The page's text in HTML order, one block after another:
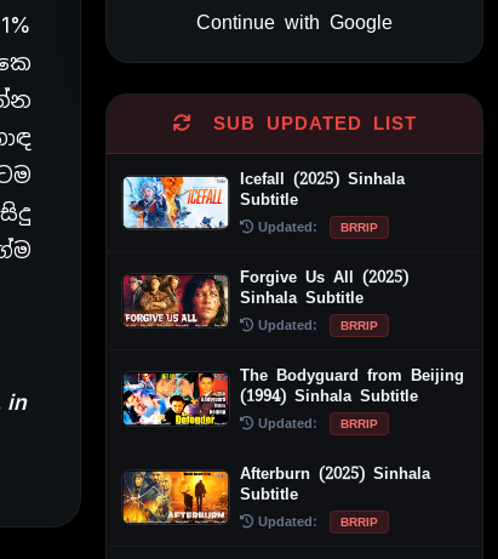
in
Continue with Google
SUB UPDATED LIST
Icefall (2025) Sinhala
Subtitle
Updated: BRRIP
Forgive Us All (2025)
Sinhala Subtitle
Updated: BRRIP
The Bodyguard from Beijing
(1994) Sinhala Subtitle
Updated: BRRIP
Afterburn (2025) Sinhala
Subtitle
Updated: BRRIP